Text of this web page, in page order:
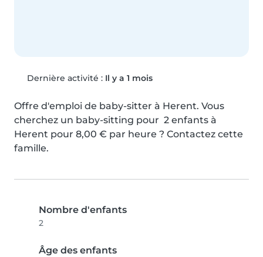
Dernière activité : Il y a 1 mois
Offre d'emploi de baby-sitter à Herent. Vous
cherchez un baby-sitting pour  2 enfants à
Herent pour 8,00 € par heure ? Contactez cette
famille.
Nombre d'enfants
2
Âge des enfants